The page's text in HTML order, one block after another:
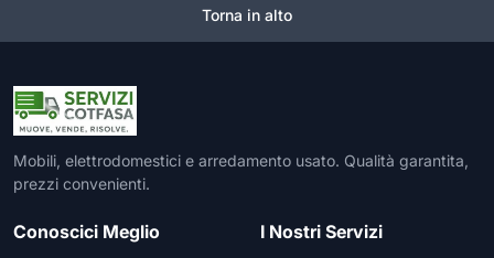
Torna in alto
Mobili, elettrodomestici e arredamento usato. Qualità garantita,
prezzi convenienti.
Conoscici Meglio I Nostri Servizi